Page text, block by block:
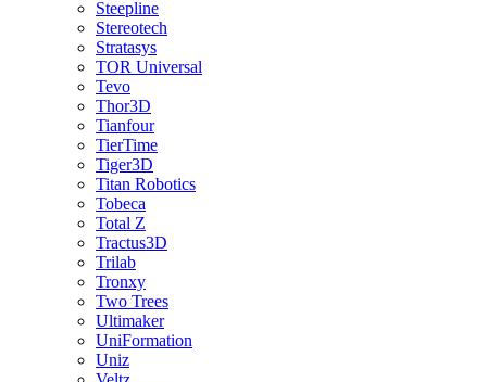
Steepline
Stereotech
Stratasys
TOR Universal
Tevo
Thor3D
Tianfour
TierTime
Tiger3D
Titan Robotics
Tobeca
Total Z
Tractus3D
Trilab
Tronxy
Two Trees
Ultimaker
UniFormation
Uniz